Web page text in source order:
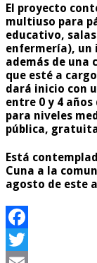
El proyecto
multiuso para
educativo,
enfermería), un
además de una
que esté a
dará inicio con
entre 0 y 4 años
para niveles
pública,
Está
Cuna a la
agosto de este
Facebook